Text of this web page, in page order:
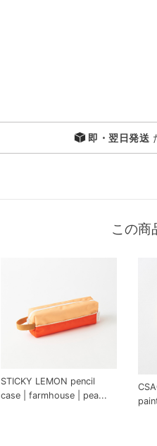
即・翌日発送
この商
STICKY LEMON pencil
case | farmhouse | pea...